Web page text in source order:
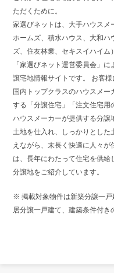
ただくために。
家選びネットは、大手ハウスメ
ホームズ、積水ハウス、大和ハ
ズ、住友林業、セキスイハイ
「家選びネット運営委員会」
譲宅地情報サイトです。 お客
国内トップクラスのハウスメ
する「分譲住宅」「注文住宅用
ハウスメーカーが提供する分譲
土地を仕入れ、しっかりとし
えながら、末長く快適に人々
は、長年にわたって住宅を供給
分譲地をご紹介しています。
※ 掲載対象物件は新築分譲一戸
居分譲一戸建て、建築条件付き